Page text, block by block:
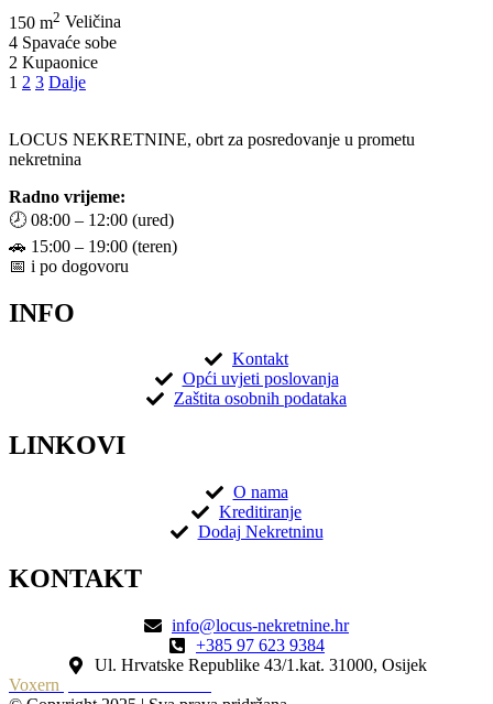
150 m2 Veličina
4 Spavaće sobe
2 Kupaonice
1 2 3 Dalje
LOCUS NEKRETNINE, obrt za posredovanje u prometu
nekretnina
Radno vrijeme:
🕗 08:00 – 12:00 (ured)
🚗 15:00 – 19:00 (teren)
📅 i po dogovoru
INFO
Kontakt
Opći uvjeti poslovanja
Zaštita osobnih podataka
LINKOVI
O nama
Kreditiranje
Dodaj Nekretninu
KONTAKT
info@locus-nekretnine.hr
+385 97 623 9384
Ul. Hrvatske Republike 43/1.kat. 31000, Osijek
Voxern